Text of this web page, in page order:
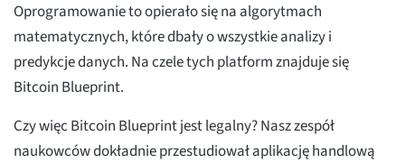
Oprogramowanie to opierało się na algorytmach
matematycznych, które dbały o wszystkie analizy i
predykcje danych. Na czele tych platform znajduje się
Bitcoin Blueprint.
Czy więc Bitcoin Blueprint jest legalny? Nasz zespół
naukowców dokładnie przestudiował aplikację handlową